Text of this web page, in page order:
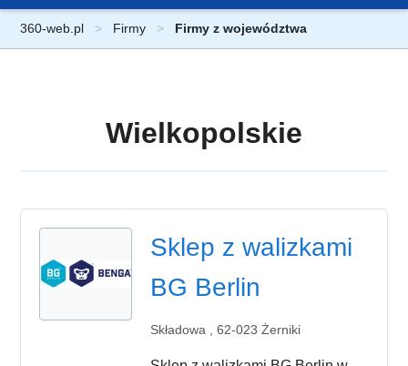
360-web.pl Firmy Firmy z województwa
Wielkopolskie
Sklep z walizkami
BG Berlin
Składowa , 62-023 Żerniki